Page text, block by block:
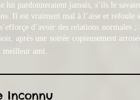
lui pardonneraient jamais, s’ils le
Il est vraiment mal à l’aise et
d’avoir des relations normales
après une soirée copieusement
meilleur ami.
Inconnu